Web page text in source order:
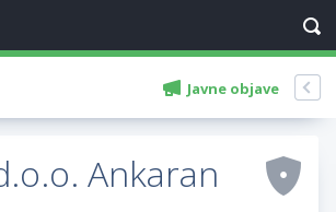
Javne objave
Ankaran